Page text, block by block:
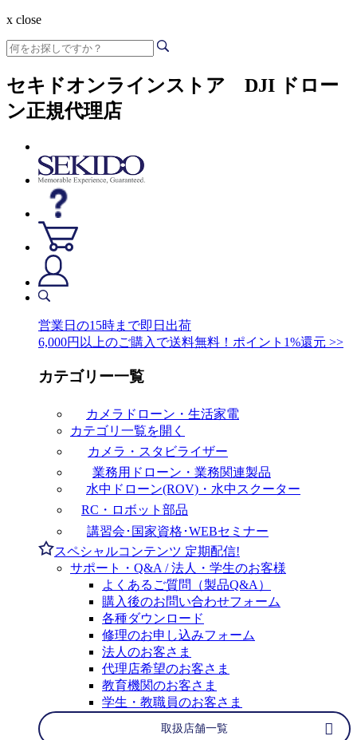
x close
セキドオンラインストア DJI ドロー
ン正規代理店
営業日の15時まで即日出荷
6,000円以上のご購入で送料無料！ポイント1%還元 >>
カテゴリー一覧
カメラドローン・生活家電
カテゴリ一覧を開く
カメラ・スタビライザー
業務用ドローン・業務関連製品
水中ドローン(ROV)・水中スクーター
RC・ロボット部品
講習会･国家資格･WEBセミナー
スペシャルコンテンツ 定期配信!
サポート・Q&A / 法人・学生のお客様
よくあるご質問（製品Q&A）
購入後のお問い合わせフォーム
各種ダウンロード
修理のお申し込みフォーム
法人のお客さま
代理店希望のお客さま
教育機関のお客さま
学生・教職員のお客さま
取扱店舗一覧